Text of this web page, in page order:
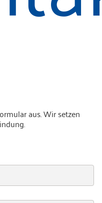
aus. Wir setzen